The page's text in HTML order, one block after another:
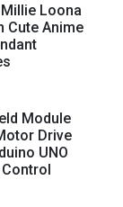
Loona
Cute Anime
Module
Drive
UNO